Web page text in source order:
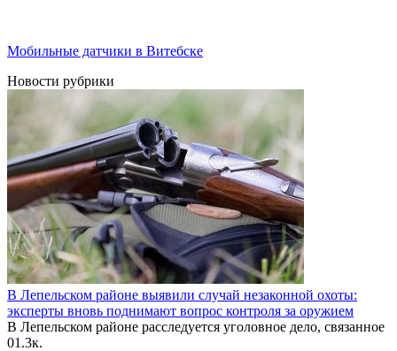
Мобильные датчики в Витебске
Новости рубрики
В Лепельском районе выявили случай незаконной охоты:
эксперты вновь поднимают вопрос контроля за оружием
В Лепельском районе расследуется уголовное дело, связанное
01.3к.